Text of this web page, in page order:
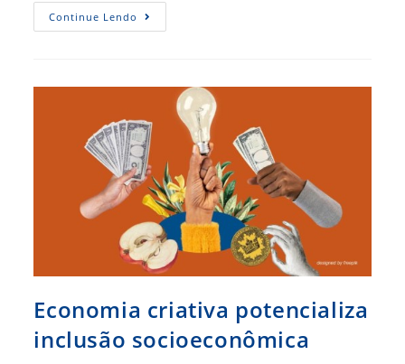
Continue Lendo CRA-
BA
Apresentar
Benefícios
Do
CFA
Talentos
Para
Empresas
Economia criativa potencializa
inclusão socioeconômica